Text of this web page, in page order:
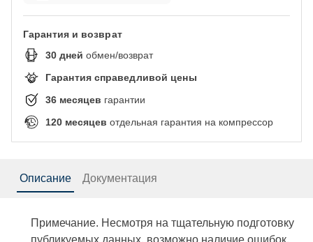
Гарантия и возврат
30 дней обмен/возврат
Гарантия справедливой цены
36 месяцев гарантии
120 месяцев отдельная гарантия на компрессор
Описание Документация
Примечание. Несмотря на тщательную подготовку
публикуемых данных, возможно наличие ошибок,